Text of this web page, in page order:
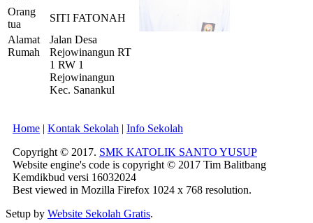
Orang
tua
SITI FATONAH
Alamat
Rumah
Jalan Desa
Rejowinangun RT
1 RW 1
Rejowinangun
Kec. Sanankul
Home | Kontak Sekolah | Info Sekolah
Copyright © 2017. SMK KATOLIK SANTO YUSUP
Website engine's code is copyright © 2017 Tim Balitbang
Kemdikbud versi 16032024
Best viewed in Mozilla Firefox 1024 x 768 resolution.
Setup by Website Sekolah Gratis.